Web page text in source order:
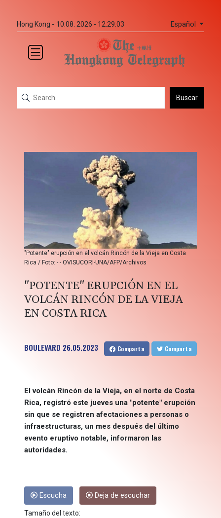
Hong Kong - 10.08. 2026 - 12:29:03 Español
Buscar
"Potente" erupción en el volcán Rincón de la Vieja en Costa
Rica / Foto: - - OVISUCORI-UNA/AFP/Archivos
"POTENTE" ERUPCIÓN EN EL
VOLCÁN RINCÓN DE LA VIEJA
EN COSTA RICA
BOULEVARD 26.05.2023 Comparta Comparta
El volcán Rincón de la Vieja, en el norte de Costa
Rica, registró este jueves una "potente" erupción
sin que se registren afectaciones a personas o
infraestructuras, un mes después del último
evento eruptivo notable, informaron las
autoridades.
Escucha Deja de escuchar
Tamaño del texto: